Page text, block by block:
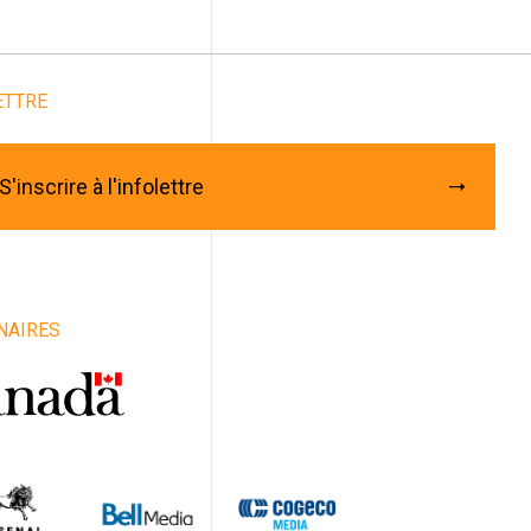
S'inscrire à l'infolettre
infolettre